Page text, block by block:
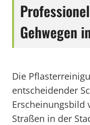
Gehwegen
Die
entscheidender
Erscheinungsbild
Straßen in der